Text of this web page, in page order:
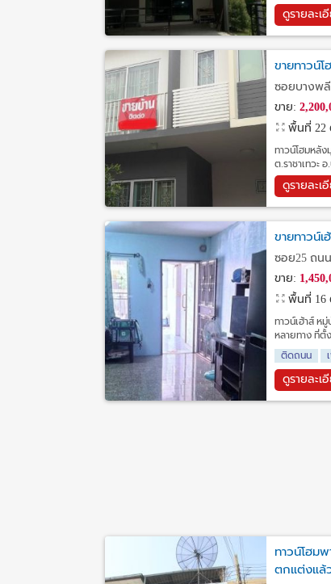
ดูรายละเ
ขายทาวน์
ซอยบางพลี
ขาย:
พื้นที่ 22
ทาวน์โฮมหลัง
ต.ราชาเทวะ
ดูรายละเ
ขายทาวน์เ
ซอย25 ถน
ขาย:
พื้นที่ 16
ทาวน์เฮ้าส์ ห
หลายทาง ที่ตั้
ติดถนน
ดูรายละเ
ทาวน์โฮม
ตกแต่งแล้